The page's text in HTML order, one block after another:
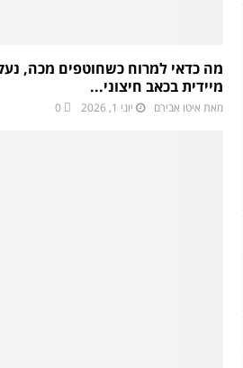
מה כדאי למרוח כשחוטפים מכה,
מיידית בכאב חיצוני...
מאת איטו אבירם יוני 1, 2026 0